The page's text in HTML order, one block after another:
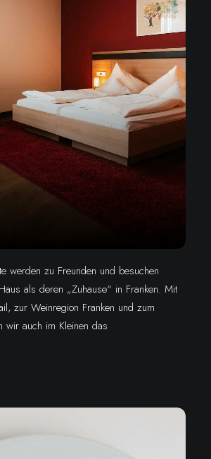
werden zu Freunden und besuchen
als deren „Zuhause“ in Franken. Mit
zur Weinregion Franken und zum
wir auch im Kleinen das